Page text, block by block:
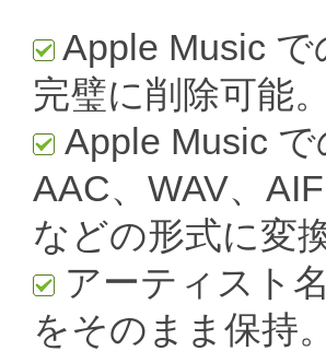
Apple Music
完璧に削除可能。
Apple Music
AAC、WAV、
などの形式に変
アーティスト
をそのまま保持。